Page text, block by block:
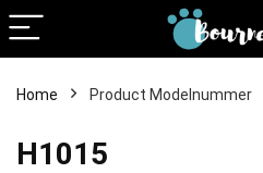
Home Product Modelnummer
H1015